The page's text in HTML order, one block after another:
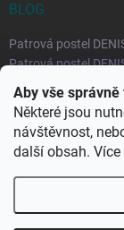
Aby vše
Některé jsou
návštěvnost,
další obsah.
BLOG
Patrová postel
Patrová postel
Rozkládací postele
každodenní spaní
Rozkládací postel,